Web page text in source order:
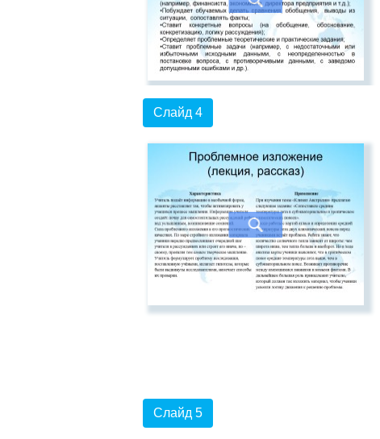
Слайд 4
Слайд 5